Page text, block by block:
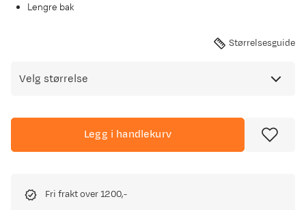
Lengre bak
Størrelsesguide
Velg størrelse
Legg i handlekurv
Fri frakt over 1200,-